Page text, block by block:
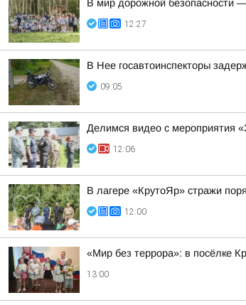
В мир дорожной безопасности
12:27
В Нее госавтоинспекторы
09:05
Делимся видео с мероприятия
12:06
В лагере «КрутоЯр» стражи
12:00
«Мир без террора»: в посёлке
13:00